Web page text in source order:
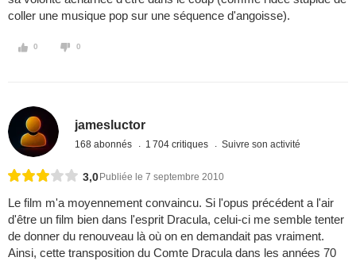
coller une musique pop sur une séquence d'angoisse).
0 0
jamesluctor
168 abonnés 1 704 critiques Suivre son activité
3,0 Publiée le 7 septembre 2010
Le film m'a moyennement convaincu. Si l'opus précédent a l'air
d'être un film bien dans l'esprit Dracula, celui-ci me semble tenter
de donner du renouveau là où on en demandait pas vraiment.
Ainsi, cette transposition du Comte Dracula dans les années 70